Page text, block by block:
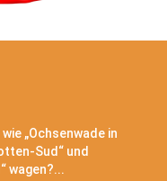
„Ochsenwade in
Sud“ und
wagen?...